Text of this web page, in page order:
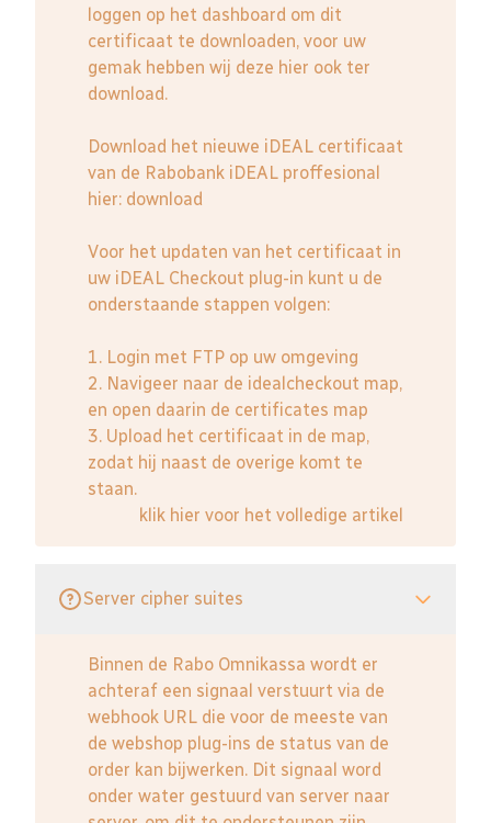
loggen op het dashboard om dit
certificaat te downloaden, voor uw
gemak hebben wij deze hier ook ter
download.
Download het nieuwe iDEAL certificaat
van de Rabobank iDEAL proffesional
hier: download
Voor het updaten van het certificaat in
uw iDEAL Checkout plug-in kunt u de
onderstaande stappen volgen:
1. Login met FTP op uw omgeving
2. Navigeer naar de idealcheckout map,
en open daarin de certificates map
3. Upload het certificaat in de map,
zodat hij naast de overige komt te
staan.
klik hier voor het volledige artikel
Server cipher suites
Binnen de Rabo Omnikassa wordt er
achteraf een signaal verstuurt via de
webhook URL die voor de meeste van
de webshop plug-ins de status van de
order kan bijwerken. Dit signaal word
onder water gestuurd van server naar